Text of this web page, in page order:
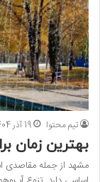
تیم محتوا 19 آذر 1404
بهترین زمان
مشهد از جمله مقاصدی